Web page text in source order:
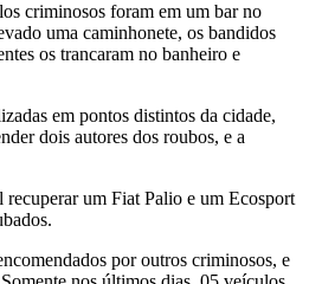
criminosos foram em um bar no
uma caminhonete, os bandidos
os trancaram no banheiro e
em pontos distintos da cidade,
dois autores dos roubos, e a
um Fiat Palio e um Ecosport
por outros criminosos, e